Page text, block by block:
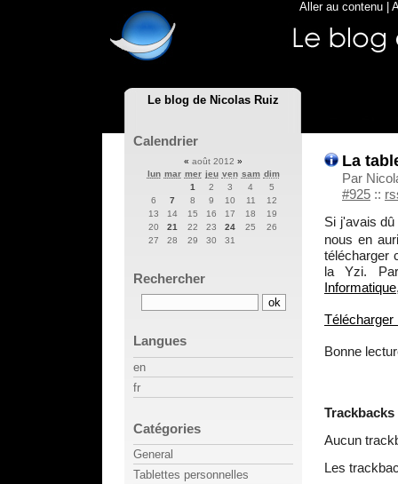
Le blog de Nicolas Ruiz
Aller au contenu
La
Par
#925 ::
Si j'avais
nous en
télécharger
la Yzi.
Informatique
Télécharger
Bonne
Trackbacks
Aucun
Les
Calendrier
« août 2012 »
lun mar mer jeu ven sam dim
1
2 3 4
5
6
7 8 9 10 11
12
13
14 15 16 17 18
19
20
21 22 23 24 25
26
27
28 29 30 31
Rechercher
Langues
en
fr
Catégories
General
Tablettes personnelles